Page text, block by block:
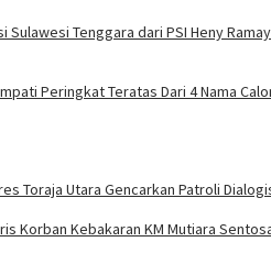
Sulawesi Tenggara dari PSI Heny
Peringkat Teratas Dari 4 Nama
Toraja Utara Gencarkan Patroli
Korban Kebakaran KM Mutiara